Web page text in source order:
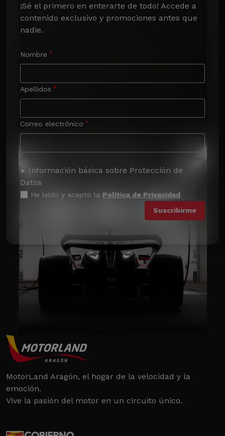
¡Sé el primero en enterarte de todo! Accede a
contenido exclusivo y promociones antes que
nadie.
Nombre
Apellidos
Correo electrónico
Información básica sobre Protección de
Datos
He leído y acepto la Política de Privacidad
MotorLand Aragón, el hogar de la velocidad y la
emoción.
Vive la pasión del motor en un circuito único.